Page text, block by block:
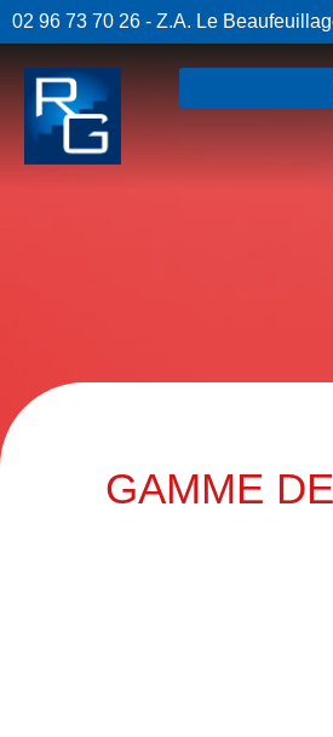
02 96 73 70 26 - Z.A. Le
GAMME